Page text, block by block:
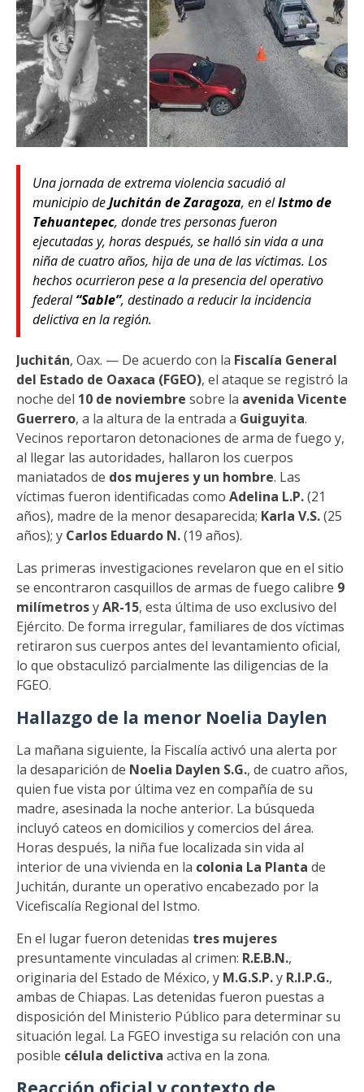
Una jornada de extrema violencia sacudió al
municipio deJuchitán de Zaragoza, en elIstmo de
Tehuantepec, donde tres personas fueron
ejecutadas y, horas después, se halló sin vida a una
niña de cuatro años, hija de una de las víctimas. Los
hechos ocurrieron pese a la presencia del operativo
federal“Sable”, destinado a reducir la incidencia
delictiva en la región.
Juchitán, Oax. — De acuerdo con la Fiscalía General
del Estado de Oaxaca (FGEO), el ataque se registró la
noche del 10 de noviembre sobre la avenida Vicente
Guerrero, a la altura de la entrada a Guiguyita.
Vecinos reportaron detonaciones de arma de fuego y,
al llegar las autoridades, hallaron los cuerpos
maniatados de dos mujeres y un hombre. Las
víctimas fueron identificadas como Adelina L.P.(21
años), madre de la menor desaparecida; Karla V.S.(25
años); y Carlos Eduardo N.(19 años).
Las primeras investigaciones revelaron que en el sitio
se encontraron casquillos de armas de fuego calibre 9
milímetrosyAR-15, esta última de uso exclusivo del
Ejército. De forma irregular, familiares de dos víctimas
retiraron sus cuerpos antes del levantamiento oficial,
lo que obstaculizó parcialmente las diligencias de la
FGEO.
Hallazgo de la menor Noelia Daylen
La mañana siguiente, la Fiscalía activó una alerta por
la desaparición de Noelia Daylen S.G., de cuatro años,
quien fue vista por última vez en compañía de su
madre, asesinada la noche anterior. La búsqueda
incluyó cateos en domicilios y comercios del área.
Horas después, la niña fue localizada sin vida al
interior de una vivienda en la colonia La Planta de
Juchitán, durante un operativo encabezado por la
Vicefiscalía Regional del Istmo.
En el lugar fueron detenidas tres mujeres
presuntamente vinculadas al crimen: R.E.B.N.,
originaria del Estado de México, y M.G.S.P.y R.I.P.G.,
ambas de Chiapas. Las detenidas fueron puestas a
disposición del Ministerio Público para determinar su
situación legal. La FGEO investiga su relación con una
posible célula delictiva activa en la zona.